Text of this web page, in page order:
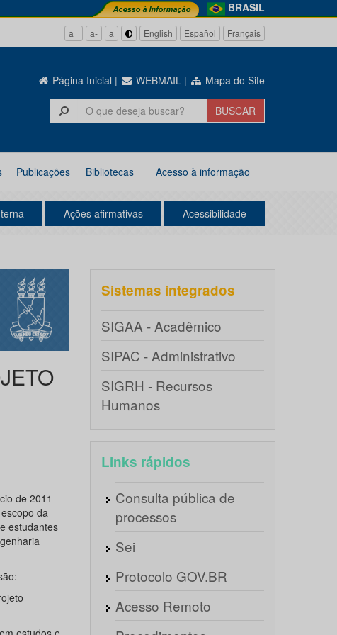
BRASIL
a+ a- a English Español Français
Página Inicial | WEBMAIL | Mapa do Site
Publicações Bibliotecas Acesso à informação
Ações afirmativas Acessibilidade
de 2011
da
estudantes
Sistemas integrados
SIGAA - Acadêmico
SIPAC - Administrativo
SIGRH - Recursos
Humanos
Links rápidos
Consulta pública de
processos
Sei
Protocolo GOV.BR
Acesso Remoto